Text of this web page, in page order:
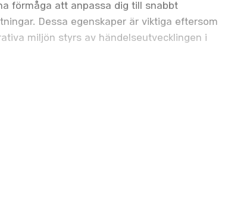
förmåga att anpassa dig till snabbt
Dessa egenskaper är viktiga eftersom
miljön styrs av händelseutvecklingen i